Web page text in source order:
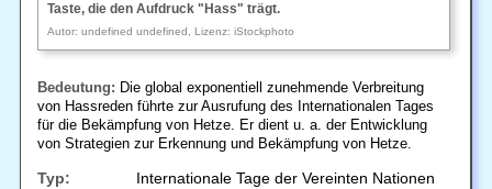
Taste, die den Aufdruck "Hass" trägt.
Autor: undefined undefined, Lizenz: iStockphoto
Bedeutung: Die global exponentiell zunehmende Verbreitung
von Hassreden führte zur Ausrufung des Internationalen Tages
für die Bekämpfung von Hetze. Er dient u. a. der Entwicklung
von Strategien zur Erkennung und Bekämpfung von Hetze.
Typ:
Internationale Tage der Vereinten Nationen